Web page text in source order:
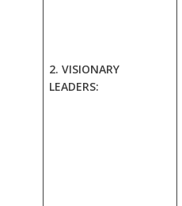
2. VISIONARY
LEADERS: